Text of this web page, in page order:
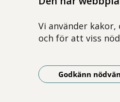
Vi använder
och för att viss
Godkänn